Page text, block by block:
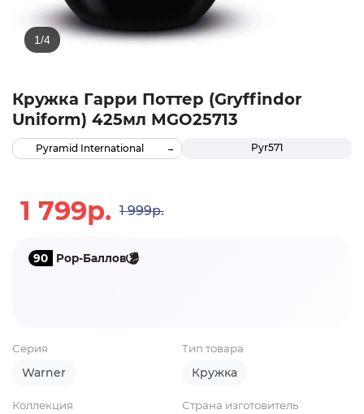
Кружка Гарри Поттер (Gryffindor
Uniform) 425мл MGO25713
Pyr571
Pyramid International
1 799р. 1 999р.
90 Pop-Баллов
Серия
Warner
Тип товара
Кружка
Коллекция Страна изготовитель